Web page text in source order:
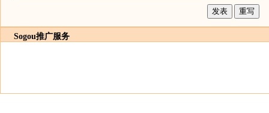
Sogou推广服务